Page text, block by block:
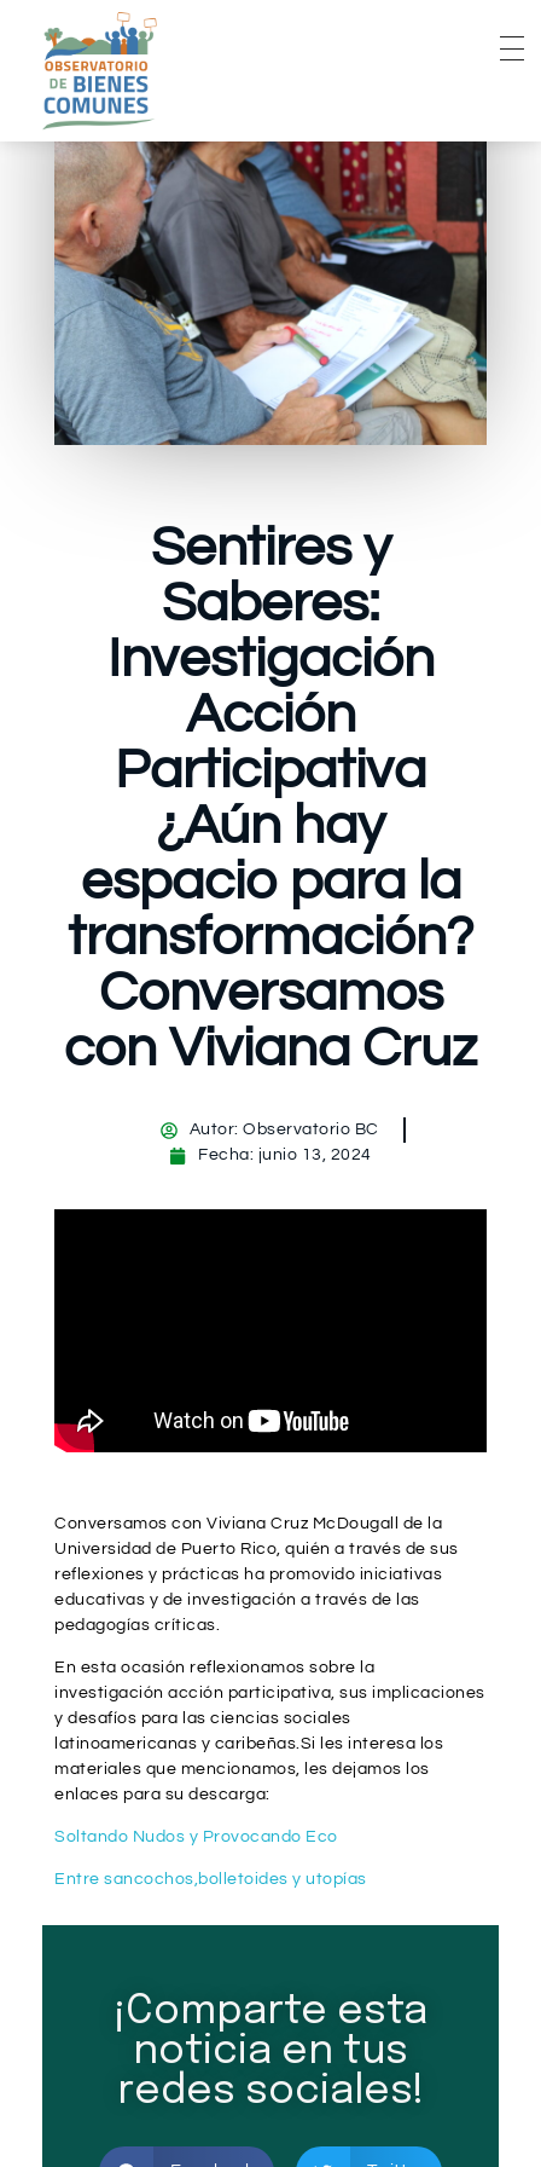
Sentires y
Saberes:
Investigación
Acción
Participativa
¿Aún hay
espacio para la
transformación?
Conversamos
con Viviana Cruz
Autor: Observatorio BC
Fecha: junio 13, 2024
Conversamos con Viviana Cruz McDougall de la
Universidad de Puerto Rico, quién a través de sus
reflexiones y prácticas ha promovido iniciativas
educativas y de investigación a través de las
pedagogías críticas.
En esta ocasión reflexionamos sobre la
investigación acción participativa, sus implicaciones
y desafíos para las ciencias sociales
latinoamericanas y caribeñas.Si les interesa los
materiales que mencionamos, les dejamos los
enlaces para su descarga:
Soltando Nudos y Provocando Eco
Entre sancochos,bolletoides y utopías
¡Comparte esta
noticia en tus
redes sociales!